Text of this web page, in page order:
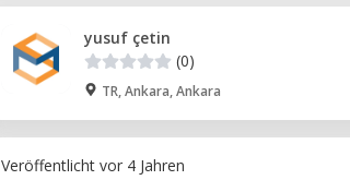
yusuf çetin
(0)
TR, Ankara, Ankara
Veröffentlicht vor 4 Jahren